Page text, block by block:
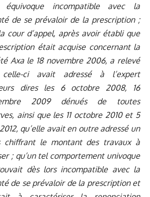
équivoque incompatible avec la
de se prévaloir de la prescription ;
cour d’appel, après avoir établi que
était acquise concernant la
Axa le 18 novembre 2006, a relevé
ci avait adressé à l’expert
dires les 6 octobre 2008, 16
2009 dénués de toutes
ainsi que les 11 octobre 2010 et 5
qu’elle avait en outre adressé un
chiffrant le montant des travaux à
; qu’un tel comportement univoque
dès lors incompatible avec la
de se prévaloir de la prescription et